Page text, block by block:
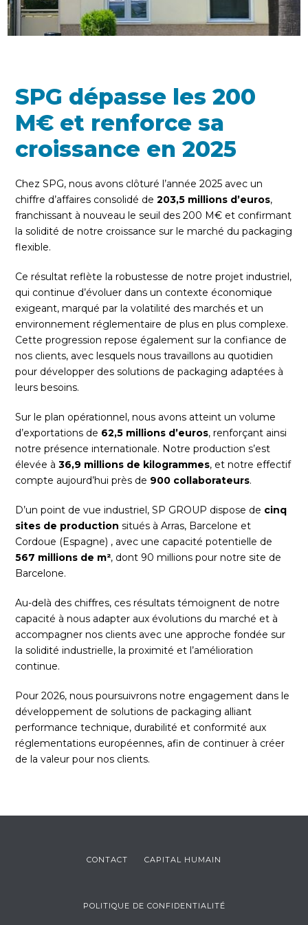
SPG dépasse les 200
M€ et renforce sa
croissance en 2025
Chez SPG, nous avons clôturé l’année 2025 avec un
chiffre d’affaires consolidé de203,5 millions d’euros,
franchissant à nouveau le seuil des 200 M€ et confirmant
la solidité de notre croissance sur le marché du packaging
flexible.
Ce résultat reflète la robustesse de notre projet industriel,
qui continue d’évoluer dans un contexte économique
exigeant, marqué par la volatilité des marchés et un
environnement réglementaire de plus en plus complexe.
Cette progression repose également sur la confiance de
nos clients, avec lesquels nous travaillons au quotidien
pour développer des solutions de packaging adaptées à
leurs besoins.
Sur le plan opérationnel, nous avons atteint un volume
d’exportations de 62,5 millions d’euros, renforçant ainsi
notre présence internationale. Notre production s’est
élevée à36,9 millions de kilogrammes, et notre effectif
compte aujourd’hui près de 900 collaborateurs.
D’un point de vue industriel, SP GROUP dispose de cinq
sites de production situés à Arras, Barcelone et
Cordoue (Espagne) , avec une capacité potentielle de
567 millions de m², dont 90 millions pour notre site de
Barcelone.
Au-delà des chiffres, ces résultats témoignent de notre
capacité à nous adapter aux évolutions du marché et à
accompagner nos clients avec une approche fondée sur
la solidité industrielle, la proximité et l’amélioration
continue.
Pour 2026, nous poursuivrons notre engagement dans le
développement de solutions de packaging alliant
performance technique, durabilité et conformité aux
réglementations européennes, afin de continuer à créer
de la valeur pour nos clients.
CONTACT CAPITAL HUMAIN
POLITIQUE DE CONFIDENTIALITÉ